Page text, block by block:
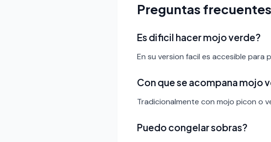
Preguntas frecuentes
Es dificil hacer mojo verde?
En su version facil es accesible para
Con que se acompana mojo
Tradicionalmente con mojo picon o
Puedo congelar sobras?